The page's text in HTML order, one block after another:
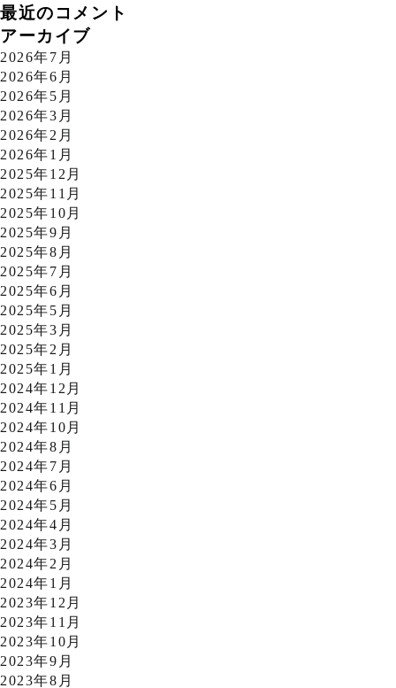
最近のコメント
アーカイブ
2026年7月
2026年6月
2026年5月
2026年3月
2026年2月
2026年1月
2025年12月
2025年11月
2025年10月
2025年9月
2025年8月
2025年7月
2025年6月
2025年5月
2025年3月
2025年2月
2025年1月
2024年12月
2024年11月
2024年10月
2024年8月
2024年7月
2024年6月
2024年5月
2024年4月
2024年3月
2024年2月
2024年1月
2023年12月
2023年11月
2023年10月
2023年9月
2023年8月